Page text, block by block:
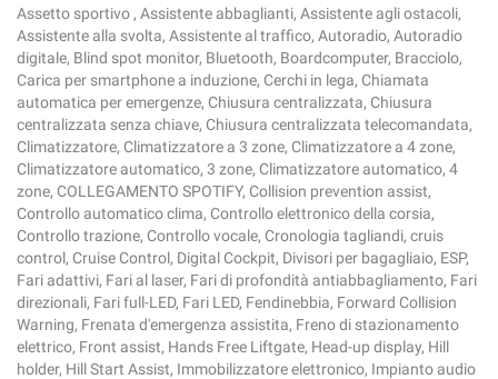
Assetto sportivo , Assistente abbaglianti, Assistente agli ostacoli,
Assistente alla svolta, Assistente al traffico, Autoradio, Autoradio
digitale, Blind spot monitor, Bluetooth, Boardcomputer, Bracciolo,
Carica per smartphone a induzione, Cerchi in lega, Chiamata
automatica per emergenze, Chiusura centralizzata, Chiusura
centralizzata senza chiave, Chiusura centralizzata telecomandata,
Climatizzatore, Climatizzatore a 3 zone, Climatizzatore a 4 zone,
Climatizzatore automatico, 3 zone, Climatizzatore automatico, 4
zone, COLLEGAMENTO SPOTIFY, Collision prevention assist,
Controllo automatico clima, Controllo elettronico della corsia,
Controllo trazione, Controllo vocale, Cronologia tagliandi, cruis
control, Cruise Control, Digital Cockpit, Divisori per bagagliaio, ESP,
Fari adattivi, Fari al laser, Fari di profondità antiabbagliamento, Fari
direzionali, Fari full-LED, Fari LED, Fendinebbia, Forward Collision
Warning, Frenata d'emergenza assistita, Freno di stazionamento
elettrico, Front assist, Hands Free Liftgate, Head-up display, Hill
holder, Hill Start Assist, Immobilizzatore elettronico, Impianto audio